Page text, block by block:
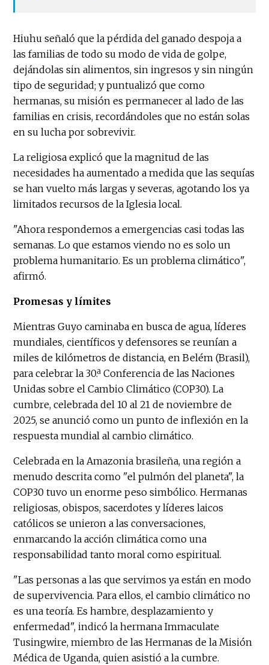
Hiuhu señaló que la pérdida del ganado despoja a
las familias de todo su modo de vida de golpe,
dejándolas sin alimentos, sin ingresos y sin ningún
tipo de seguridad; y puntualizó que como
hermanas, su misión es permanecer al lado de las
familias en crisis, recordándoles que no están solas
en su lucha por sobrevivir.
La religiosa explicó que la magnitud de las
necesidades ha aumentado a medida que las sequías
se han vuelto más largas y severas, agotando los ya
limitados recursos de la Iglesia local.
"Ahora respondemos a emergencias casi todas las
semanas. Lo que estamos viendo no es solo un
problema humanitario. Es un problema climático",
afirmó.
Promesas y límites
Mientras Guyo caminaba en busca de agua, líderes
mundiales, científicos y defensores se reunían a
miles de kilómetros de distancia, en Belém (Brasil),
para celebrar la 30.ª Conferencia de las Naciones
Unidas sobre el Cambio Climático (COP30). La
cumbre, celebrada del 10 al 21 de noviembre de
2025, se anunció como un punto de inflexión en la
respuesta mundial al cambio climático.
Celebrada en la Amazonia brasileña, una región a
menudo descrita como "el pulmón del planeta", la
COP30 tuvo un enorme peso simbólico. Hermanas
religiosas, obispos, sacerdotes y líderes laicos
católicos se unieron a las conversaciones,
enmarcando la acción climática como una
responsabilidad tanto moral como espiritual.
"Las personas a las que servimos ya están en modo
de supervivencia. Para ellos, el cambio climático no
es una teoría. Es hambre, desplazamiento y
enfermedad", indicó la hermana Immaculate
Tusingwire, miembro de las Hermanas de la Misión
Médica de Uganda, quien asistió a la cumbre.